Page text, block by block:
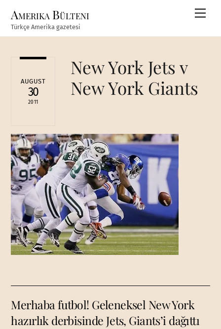
content
Amerika Bülteni
Türkçe Amerika gazetesi
AUGUST
30
2011
New York Jets v
New York Giants
Merhaba futbol! Geleneksel New York
hazırlık derbisinde Jets, Giants’i dağıttı